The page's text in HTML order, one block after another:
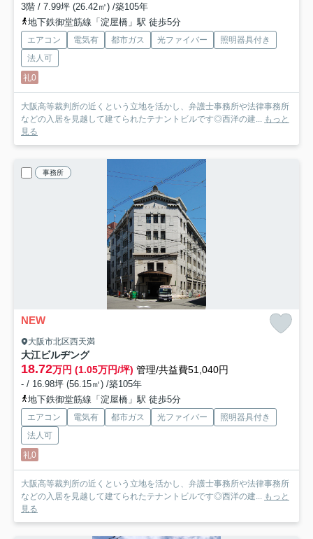
3階 / 7.99坪 (26.42㎡) /築105年
地下鉄御堂筋線「淀屋橋」駅 徒歩5分
エアコン 電気有 都市ガス 光ファイバー
照明器具付き
法人可
礼0
大阪高等裁判所の近くという立地を活かし、弁護士事務所や法律事務所
などの入居を見越して建てられたテナントビルです◎西洋の建...
もっと
見る
事務所
NEW
大阪市北区西天満
大江ビルヂング
18.72万円 (1.05万円/坪) 管理/共益費51,040円
- / 16.98坪 (56.15㎡) /築105年
地下鉄御堂筋線「淀屋橋」駅 徒歩5分
エアコン 電気有 都市ガス 光ファイバー
照明器具付き
法人可
礼0
大阪高等裁判所の近くという立地を活かし、弁護士事務所や法律事務所
などの入居を見越して建てられたテナントビルです◎西洋の建...
もっと
見る